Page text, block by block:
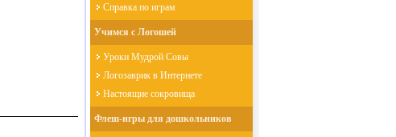
Справка по играм
Учимся с Логошей
Уроки Мудрой Совы
Логозаврик в Интернете
Настоящие сокровища
Флеш-игры для дошкольников